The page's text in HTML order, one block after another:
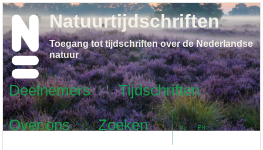
Deelnemers
Tijdschriften
Over ons
Zoeken NL EN
Natuurtijdschriften
Toegang tot tijdschriften over de Nederlandse
natuur